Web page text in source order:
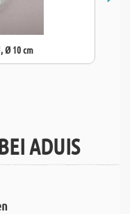
Ø 10 cm
ADUIS